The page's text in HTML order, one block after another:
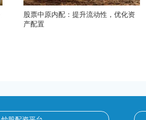
股票中原内配：提升流动性，优化资
产配置